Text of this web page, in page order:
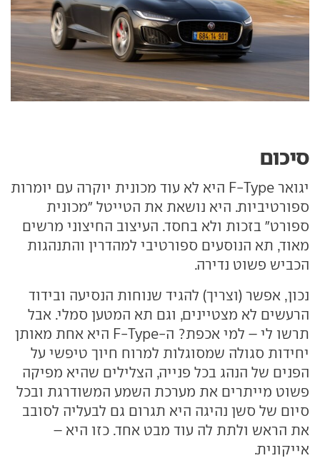
סיכום
יגואר F-Type היא לא עוד מכונית יוקרה עם יומרות
ספורטיביות. היא נושאת את הטייטל "מכונית
ספורט" בזכות ולא בחסד. העיצוב החיצוני מרשים
מאוד, תא הנוסעים ספורטיבי למהדרין והתנהגות
הכביש פשוט נדירה.
נכון, אפשר (וצריך) להגיד שנוחות הנסיעה ובידוד
הרעשים לא מצטיינים, וגם תא המטען סמלי. אבל
תרשו לי – למי אכפת? ה-F-Type היא אחת מאותן
יחידות סגולה שמסוגלות למרוח חיוך טיפשי על
הפנים של הנהג בכל פנייה, הצלילים שהיא מפיקה
פשוט מייתרים את מערכת השמע המשודרגת ובכל
סיום של סשן נהיגה היא תגרום גם לבעליה לסובב
את הראש ולתת לה עוד מבט אחד. כזו היא –
אייקונית.